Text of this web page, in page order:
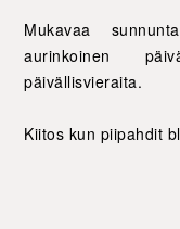
Mukavaa
aurinkoinen
päivällisvieraita.
Kiitos kun piipahdit